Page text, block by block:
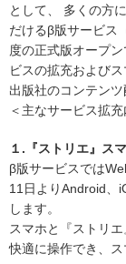
として、 多くの方
だけるβ版サービス
度の正式版オープ
ビスの拡充および
出版社のコンテンツ
＜主なサービス拡充
１.『ストリエ』ス
β版サービスでは
11日よりAndroid、
します。
スマホと『ストリ
快適に操作でき、ス